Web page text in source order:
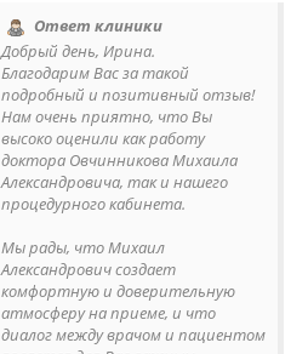
Ответ клиники
Добрый день, Ирина.
Благодарим Вас за такой
подробный и позитивный отзыв!
Нам очень приятно, что Вы
высоко оценили как работу
доктора Овчинникова Михаила
Александровича, так и нашего
процедурного кабинета.
Мы рады, что Михаил
Александрович создает
комфортную и доверительную
атмосферу на приеме, и что
диалог между врачом и пациентом